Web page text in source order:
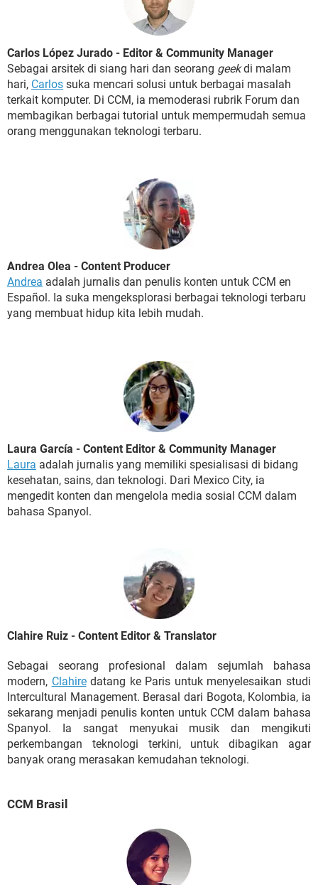
Carlos López Jurado - Editor & Community Manager
Sebagai arsitek di siang hari dan seorang geekdi malam
hari, Carlos suka mencari solusi untuk berbagai masalah
terkait komputer. Di CCM, ia memoderasi rubrik Forum dan
membagikan berbagai tutorial untuk mempermudah semua
orang menggunakan teknologi terbaru.
Andrea Olea - Content Producer
Andrea adalah jurnalis dan penulis konten untuk CCM en
Español. Ia suka mengeksplorasi berbagai teknologi terbaru
yang membuat hidup kita lebih mudah.
Laura García - Content Editor & Community Manager
Laura adalah jurnalis yang memiliki spesialisasi di bidang
kesehatan, sains, dan teknologi. Dari Mexico City, ia
mengedit konten dan mengelola media sosial CCM dalam
bahasa Spanyol.
Clahire Ruiz - Content Editor & Translator
Sebagai seorang profesional dalam sejumlah bahasa
modern, Clahiredatang ke Paris untuk menyelesaikan studi
Intercultural Management. Berasal dari Bogota, Kolombia, ia
sekarang menjadi penulis konten untuk CCM dalam bahasa
Spanyol. Ia sangat menyukai musik dan mengikuti
perkembangan teknologi terkini, untuk dibagikan agar
banyak orang merasakan kemudahan teknologi.
CCM Brasil